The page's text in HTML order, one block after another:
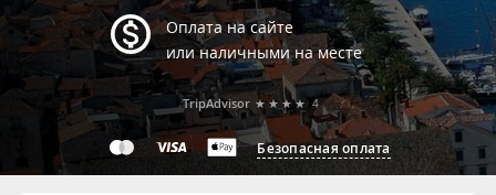
Оплата на сайте
или наличными на месте
Безопасная оплата
TripAdvisor ★★★★ 4